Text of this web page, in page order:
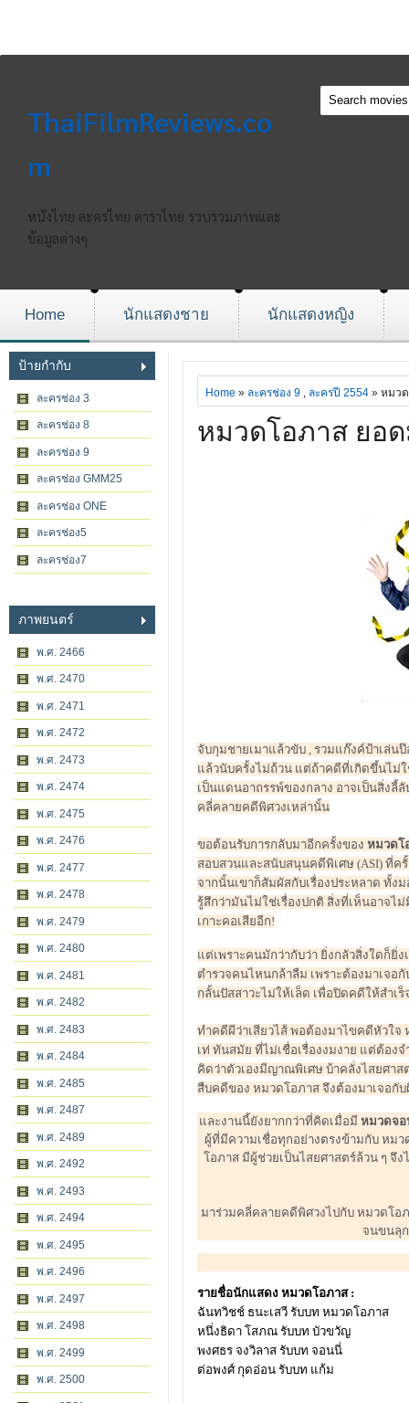
ThaiFilmReviews.co
m
หนังไทย ละครไทย ดาราไทย รวบรวมภาพและ
ข้อมูลต่างๆ
Home นักแสดงชาย นักแสดงหญิง
ป้ายกำกับ
ละครช่อง 3
ละครช่อง 8
ละครช่อง 9
ละครช่อง GMM25
ละครช่อง ONE
ละครช่อง5
ละครช่อง7
ภาพยนตร์
พ.ศ. 2466
พ.ศ. 2470
พ.ศ. 2471
พ.ศ. 2472
พ.ศ. 2473
พ.ศ. 2474
พ.ศ. 2475
พ.ศ. 2476
พ.ศ. 2477
พ.ศ. 2478
พ.ศ. 2479
พ.ศ. 2480
พ.ศ. 2481
พ.ศ. 2482
พ.ศ. 2483
พ.ศ. 2484
พ.ศ. 2485
พ.ศ. 2487
พ.ศ. 2489
พ.ศ. 2492
พ.ศ. 2493
พ.ศ. 2494
พ.ศ. 2495
พ.ศ. 2496
พ.ศ. 2497
พ.ศ. 2498
พ.ศ. 2499
พ.ศ. 2500
Home » ละครช่อง 9 , ละครปี 2554 » หมว
หมวดโอภาส ยอ
จับกุมชายเมาแล้วขับ , รวมแก๊งค์ป้าเล่น
แล้วนับครั้งไม่ถ้วน แต่ถ้าคดีที่เกิดขึ้นไม่
เป็นแดนอาถรรพ์ของกลาง อาจเป็นสิ่งลี้
คลี่คลายคดีพิศวงเหล่านั้น
ขอต้อนรับการกลับมาอีกครั้งของ หมวดโ
สอบสวนและสนับสนุนคดีพิเศษ (ASI) ที่ค
จากนั้นเขาก็สัมผัสกับเรื่องประหลาด ทั้
รู้สึกว่ามันไม่ใช่เรื่องปกติ สิ่งที่เห็นอาจไ
เกาะคอเสียอีก!
แต่เพราะคนมักว่ากับว่า ยิ่งกลัวสิ่งใดก็ยิ่
ตำรวจคนไหนกล้าลืม เพราะต้องมาเจอ
กลั้นปัสสาวะไม่ให้เล็ด เพื่อปิดคดีให้สำเ
ทำคดีผีว่าเสียวไส้ พอต้องมาไขคดีหัวใจ
เท่ ทันสมัย ที่ไม่เชื่อเรื่องงมงาย แต่ต้อง
คิดว่าตัวเองมีญาณพิเศษ บ้าคลั่งไสยศา
สืบคดีของ หมวดโอภาส จึงต้องมาเจอกั
และงานนี้ยังยากกว่าที่คิดเมื่อมี หมวดจอ
ผู้ที่มีความเชื่อทุกอย่างตรงข้ามกับ หม
โอภาส มีผู้ช่วยเป็นไสยศาสตร์ล้วน ๆ
มาร่วมคลี่คลายคดีพิศวงไปกับ หมวดโอ
จนขนลุ
รายชื่อนักแสดง หมวดโอภาส :
ฉันทวิชช์ ธนะเสวี รับบท หมวดโอภาส
หนึ่งธิดา โสภณ รับบท บัวขวัญ
พงศธร จงวิลาส รับบท จอนนี่
ต่อพงศ์ กุดอ่อน รับบท แก้ม